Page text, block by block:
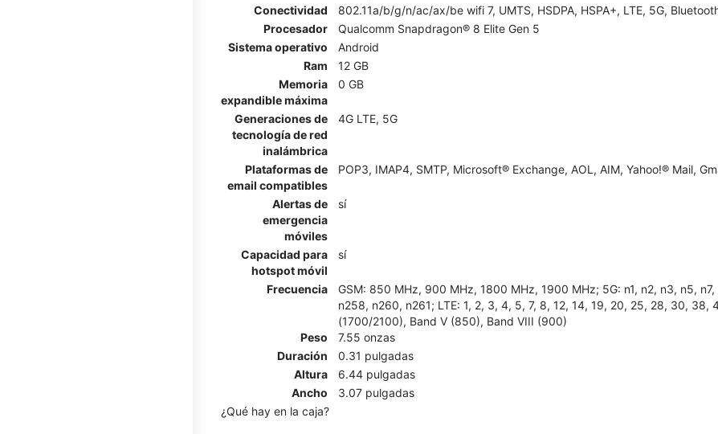
Conectividad
802.11a/b/g/n/ac/ax/be wifi 7, UMTS, HSDPA, HSPA+, LTE, 5G,
Procesador
Qualcomm Snapdragon® 8 Elite Gen 5
Sistema operativo
Android
Ram
12 GB
Memoria
expandible máxima
0 GB
Generaciones de
tecnología de red
inalámbrica
4G LTE, 5G
Plataformas de
email compatibles
POP3, IMAP4, SMTP, Microsoft® Exchange, AOL, AIM, Yahoo!® Mail,
Alertas de
emergencia
móviles
sí
Capacidad para
hotspot móvil
sí
Frecuencia
GSM: 850 MHz, 900 MHz, 1800 MHz, 1900 MHz; 5G: n1, n2, n3, n5,
n258, n260, n261; LTE: 1, 2, 3, 4, 5, 7, 8, 12, 14, 19, 20, 25, 28, 30,
(1700/2100), Band V (850), Band VIII (900)
Peso
7.55 onzas
Duración
0.31 pulgadas
Altura
6.44 pulgadas
Ancho
3.07 pulgadas
¿Qué hay en la caja?